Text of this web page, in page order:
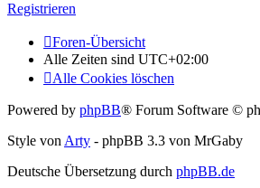
Registrieren
Foren-Übersicht
Alle Zeiten sind UTC+02:00
Alle Cookies löschen
Powered by phpBB® Forum Software ©
Style vonArty - phpBB 3.3 von MrGaby
Deutsche Übersetzung durch phpBB.de